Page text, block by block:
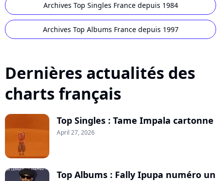
Archives Top Singles France depuis 1984
Archives Top Albums France depuis 1997
Dernières actualités des
charts français
Top Singles : Tame Impala cartonne
April 27, 2026
Top Albums : Fally Ipupa numéro un